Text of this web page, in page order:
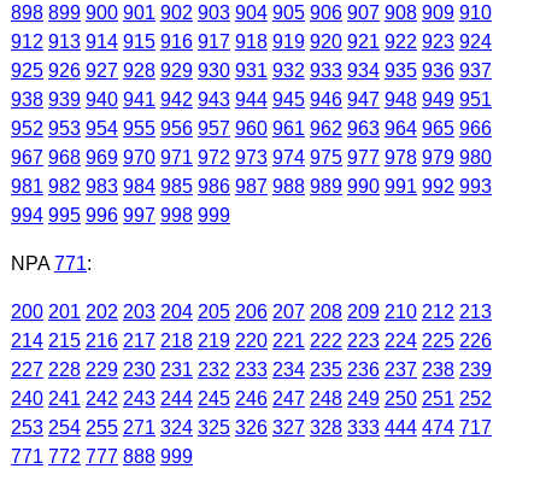
898 899 900 901 902 903 904 905 906 907 908 909 910
912 913 914 915 916 917 918 919 920 921 922 923 924
925 926 927 928 929 930 931 932 933 934 935 936 937
938 939 940 941 942 943 944 945 946 947 948 949 951
952 953 954 955 956 957 960 961 962 963 964 965 966
967 968 969 970 971 972 973 974 975 977 978 979 980
981 982 983 984 985 986 987 988 989 990 991 992 993
994 995 996 997 998 999
NPA 771:
200 201 202 203 204 205 206 207 208 209 210 212 213
214 215 216 217 218 219 220 221 222 223 224 225 226
227 228 229 230 231 232 233 234 235 236 237 238 239
240 241 242 243 244 245 246 247 248 249 250 251 252
253 254 255 271 324 325 326 327 328 333 444 474 717
771 772 777 888 999